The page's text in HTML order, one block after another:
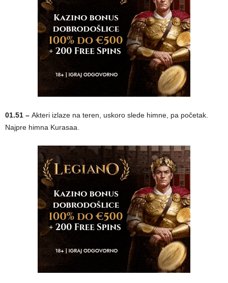
01.51 – Akteri izlaze na teren, uskoro slede himne, pa početak.
Najpre himna Kurasaa.